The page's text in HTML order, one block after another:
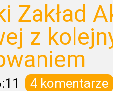
Zakład
z
4 komentarze